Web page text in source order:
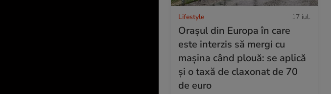
Lifestyle 17 iul.
Orașul din Europa în care
este interzis să mergi cu
mașina când plouă: se aplică
și o taxă de claxonat de 70
de euro